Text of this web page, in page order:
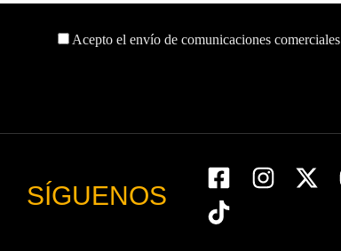
Acepto el envío de comunicaciones comerciales
SÍGUENOS